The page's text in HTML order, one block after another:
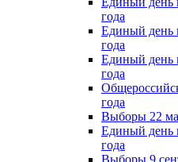
года
Единый день
года
Единый день
года
года
Выборы 22
Единый день
года
Выборы 9